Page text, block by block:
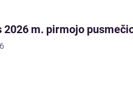
2026 m. pirmojo